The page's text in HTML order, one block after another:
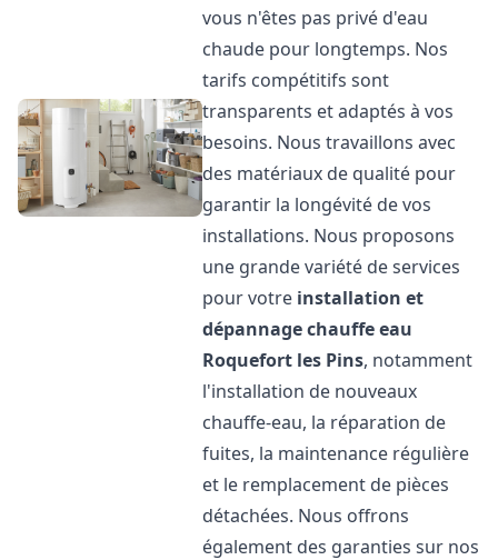
vous n'êtes pas privé d'eau
chaude pour longtemps. Nos
tarifs compétitifs sont
transparents et adaptés à vos
besoins. Nous travaillons avec
des matériaux de qualité pour
garantir la longévité de vos
installations. Nous proposons
une grande variété de services
pour votre installation et
dépannage chauffe eau
Roquefort les Pins, notamment
l'installation de nouveaux
chauffe-eau, la réparation de
fuites, la maintenance régulière
et le remplacement de pièces
détachées. Nous offrons
également des garanties sur nos